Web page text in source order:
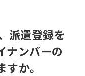
派遣登録を
ナンバーの
か。